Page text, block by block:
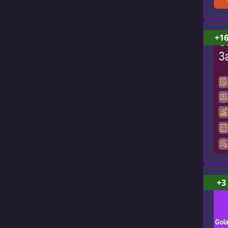
+16
+3